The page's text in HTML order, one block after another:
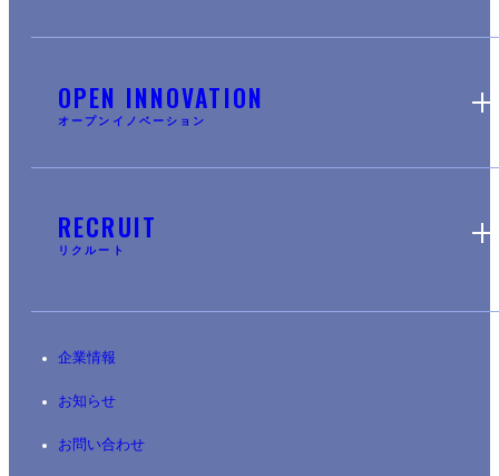
OPEN INNOVATION
オープンイノベーション
RECRUIT
リクルート
企業情報
お知らせ
お問い合わせ